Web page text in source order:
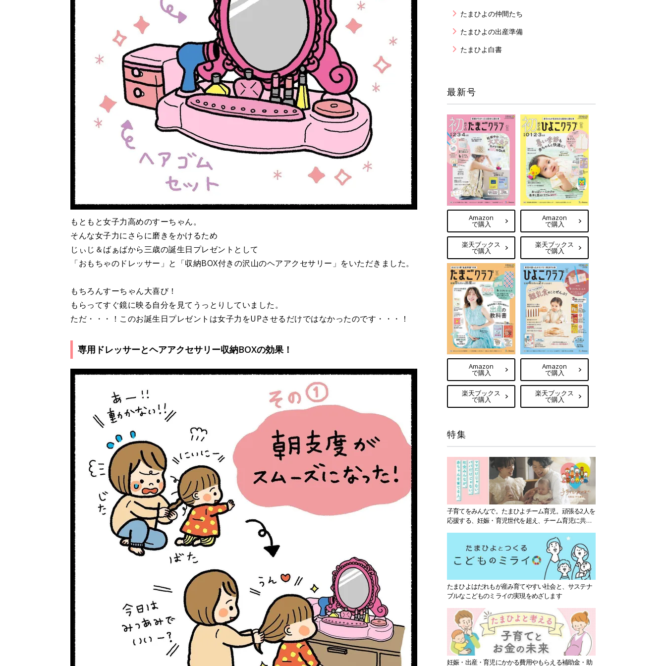
もともと女子力高めのすーちゃん。
そんな女子力にさらに磨きをかけるため
じぃじ＆ばぁばから三歳の誕生日プレゼントとして
「おもちゃのドレッサー」と「収納BOX付きの沢山のヘアアクセサリー」をいただきました。
もちろんすーちゃん大喜び！
もらってすぐ鏡に映る自分を見てうっとりしていました。
ただ・・・！このお誕生日プレゼントは女子力をUPさせるだけではなかったのです・・・！
専用ドレッサーとヘアアクセサリー収納BOXの効果！
たまひよの仲間たち
たまひよの出産準備
たまひよ白書
最新号
Amazon
で購入
楽天ブックス
で購入
Amazon
で購入
楽天ブックス
で購入
Amazon
で購入
楽天ブックス
で購入
Amazon
で購入
楽天ブックス
で購入
特集
子育てをみんなで。たまひよチーム育児。頑張る2人を
応援する、妊娠・育児世代を超え、チーム育児に共感
たまひよはだれもが産み育てやすい社会と、サステナ
ブルなこどものミライの実現をめざします
妊娠・出産・育児にかかる費用やもらえる補助金・助